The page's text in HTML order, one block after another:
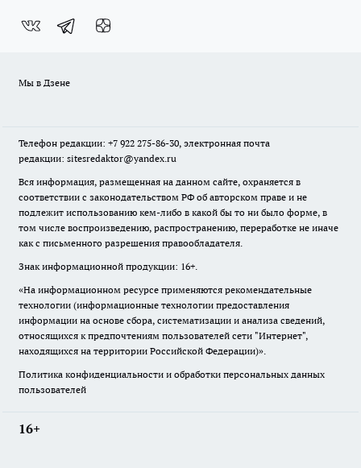
Мы в Дзене
Телефон редакции: +7 922 275-86-30, электронная почта
редакции: sitesredaktor@yandex.ru
Вся информация, размещенная на данном сайте, охраняется в
соответствии с законодательством РФ об авторском праве и не
подлежит использованию кем-либо в какой бы то ни было форме, в
том числе воспроизведению, распространению, переработке не иначе
как с письменного разрешения правообладателя.
Знак информационной продукции: 16+.
«На информационном ресурсе применяются рекомендательные
технологии (информационные технологии предоставления
информации на основе сбора, систематизации и анализа сведений,
относящихся к предпочтениям пользователей сети "Интернет",
находящихся на территории Российской Федерации)».
Политика конфиденциальности и обработки персональных данных
пользователей
16+